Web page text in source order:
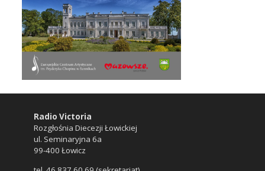
Radio Victoria
Rozgłośnia Diecezji Łowickiej
ul. Seminaryjna 6a
99-400 Łowicz